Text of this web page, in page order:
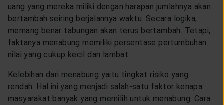
uang yang mereka miliki dengan harapan jumlahnya akan
bertambah seiring berjalannya waktu. Secara logika,
memang benar tabungan akan terus bertambah. Tetapi,
faktanya menabung memiliki persentase pertumbuhan
nilai yang cukup kecil dan lambat.
Kelebihan dari menabung yaitu tingkat risiko yang
rendah. Hal ini yang menjadi salah-satu faktor kenapa
masyarakat banyak yang memilih untuk menabung. Cara
LAYANAN NASABAH
ARTIKEL DAN BERITA